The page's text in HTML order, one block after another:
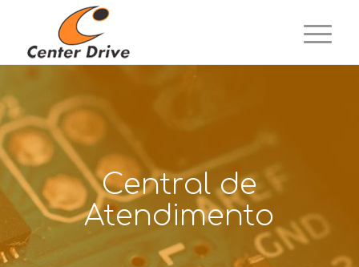
Central de
Atendimento